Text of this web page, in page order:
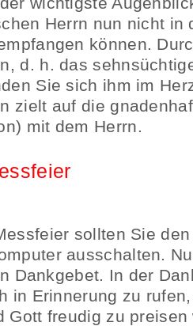
Herrn nun nicht in
können.
d. h. das
Sie sich ihm im
zielt auf die
mit dem Herrn.
sollten Sie
ausschalten.
Dankgebet. In der
in Erinnerung zu
Gott freudig zu